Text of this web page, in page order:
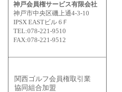
神戸会員権サービス有限会社
神戸市中央区磯上通4-3-10
IPSX EASTビル 6Ｆ
TEL:078-221-9510
FAX:078-221-9512
関西ゴルフ会員権取引業
協同組合加盟